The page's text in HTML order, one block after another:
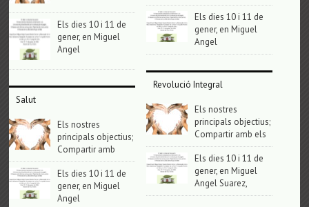
Els dies 10 i 11 de
gener, en Miguel
Angel
Salut
Els nostres
principals objectius;
Compartir amb
Els dies 10 i 11 de
gener, en Miguel
Angel
Els dies 10 i 11 de
gener, en Miguel
Angel
Revolució Integral
Els nostres
principals objectius;
Compartir amb els
Els dies 10 i 11 de
gener, en Miguel
Angel Suarez,